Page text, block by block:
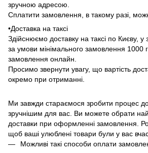
зручною адресою.
Сплатити замовлення, в такому разі,
•Доставка на таксі
Здійснюємо доставку на таксі по Києву, у
за умови мінімального замовлення 1000
замовлення онлайн.
Просимо звернути увагу, що вартість
окремо при отриманні.
Ми завжди стараємося зробити процес
зручнішим для вас. Ви можете обрати
доставки при оформленні замовлення.
щоб ваші улюблені товари були у вас
Можливі такі способи оплати